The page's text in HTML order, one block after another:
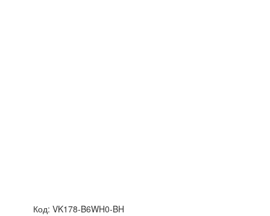
Код: VK178-B6WH0-BH